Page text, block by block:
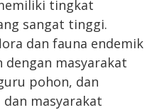
tingkat
sangat tinggi.
dan fauna endemik
masyarakat
pohon, dan
dan masyarakat